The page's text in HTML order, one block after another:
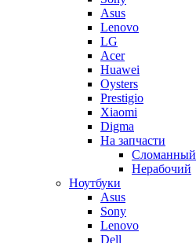
Asus
Lenovo
LG
Acer
Huawei
Oysters
Prestigio
Xiaomi
Digma
На запчасти
Сломанный
Нерабочий
Ноутбуки
Asus
Sony
Lenovo
Dell